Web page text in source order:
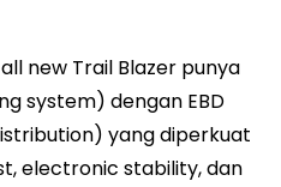
new Trail Blazer punya
system) dengan EBD
yang diperkuat
electronic stability, dan